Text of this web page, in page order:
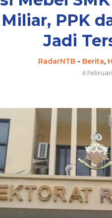
Miliar, PPK
Jadi
RadarNTB- Berita,
6